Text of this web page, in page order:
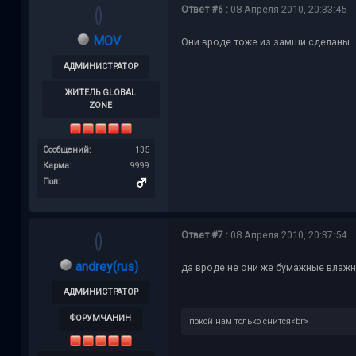
MOV
АДМИНИСТРАТОР
ЖИТЕЛЬ GLOBAL
ZONE
Сообщений:
135
Карма:
9999
Пол:
Ответ #6 :08 Апреля 2010, 20:33:45
Они вроде тоже из замши сделаны
andrey(rus)
АДМИНИСТРАТОР
ФОРУМЧАНИН
Ответ #7 :08 Апреля 2010, 20:37:54
да вроде не они же бумажные
покой нам только снится<br>